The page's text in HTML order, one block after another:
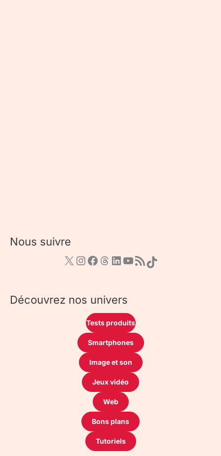
Nous suivre
Découvrez nos univers
Tests produits
Smartphones
Image et son
Jeux vidéo
Web
Bons plans
Tutoriels